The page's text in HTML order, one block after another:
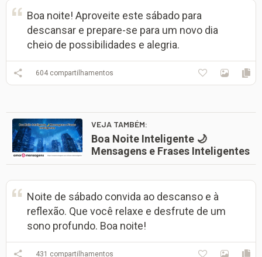
Boa noite! Aproveite este sábado para
descansar e prepare-se para um novo dia
cheio de possibilidades e alegria.
604 compartilhamentos
VEJA TAMBÉM:
Boa Noite Inteligente 🌙
Mensagens e Frases Inteligentes
Noite de sábado convida ao descanso e à
reflexão. Que você relaxe e desfrute de um
sono profundo. Boa noite!
431 compartilhamentos